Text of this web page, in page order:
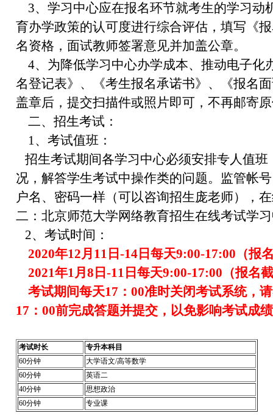
3、学习中心应在报名环节就考生的学习动
育办学政策的认可度进行综合评估，填写《
名资格，面试教师签署意见并加盖公章。
4、为降低学习中心办学成本、推动电子化
名登记表》、《考生报名承诺书》、《报名
盖章后，提交扫描件或照片即可，不再邮寄
二、招生考试：
1、考试值班：
招生考试期间各学习中心必须安排专人值
况，解答学生考试中操作类的问题。监管帐
户名、密码一样（可以咨询招生庞老师），
二：北京师范大学网络教育招生在线考试学
2、考试时间：
2020年12月11日-14日每天9:00-17:00（报
2021年1月8日-11日每天9:00-17:00（报名
考试期间每天17：00准时关闭考试系统，
17：00前完成答题并提交，以免影响考试成绩
考试时长
专升本科目
60分钟
大学语文/高等数学
60分钟
英语二
40分钟
思想政治
60分钟
专业课